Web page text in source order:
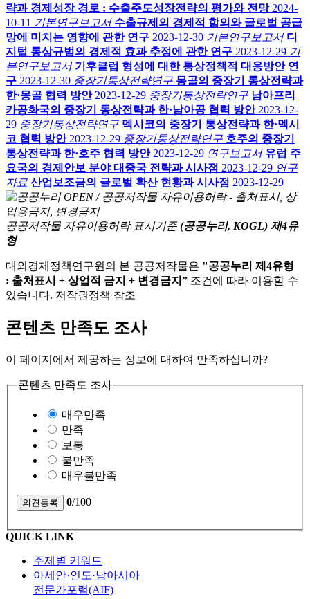
략과 경제성장 경로 : 수출주도성장전략의 평가와 전망 2024-
10-11 기본연구보고서 수출규제의 경제적 함의와 글로벌 공급
망에 미치는 영향에 관한 연구 2023-12-30 기본연구보고서 디
지털 통상규범의 경제적 효과 추정에 관한 연구 2023-12-29 기
본연구보고서 기후클럽 형성에 대한 통상정책적 대응방안 연
구 2023-12-30 중장기통상전략연구 몽골의 중장기 통상전략과
한·몽골 협력 방안 2023-12-29 중장기통상전략연구 남아프리
카공화국의 중장기 통상전략과 한·남아공 협력 방안 2023-12-
29 중장기통상전략연구 멕시코의 중장기 통상전략과 한·멕시
코 협력 방안 2023-12-29 중장기통상전략연구 호주의 중장기
통상전략과 한·호주 협력 방안 2023-12-29 연구보고서 유럽 주
요국의 경제안보 분야 대중국 전략과 시사점 2023-12-29 연구
자료 산업보조금의 글로벌 확산 현황과 시사점 2023-12-29
공공저작물 자유이용허락 표시기준 (공공누리, KOGL) 제4유
형
대외경제정책연구원의 본 공공저작물은 "공공누리 제4유형
: 출처표시 + 상업적 금지 + 변경금지” 조건에 따라 이용할 수
있습니다. 저작권정책 참조
콘텐츠 만족도 조사
이 페이지에서 제공하는 정보에 대하여 만족하십니까?
콘텐츠 만족도 조사
매우만족
만족
보통
불만족
매우불만족
0/100
QUICK LINK
주제별 키워드
아세안·인도·남아시아
전문가포럼(AIF)